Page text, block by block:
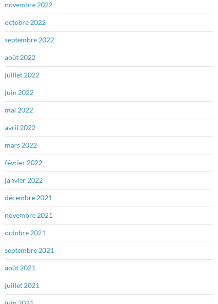
novembre 2022
octobre 2022
septembre 2022
août 2022
juillet 2022
juin 2022
mai 2022
avril 2022
mars 2022
février 2022
janvier 2022
décembre 2021
novembre 2021
octobre 2021
septembre 2021
août 2021
juillet 2021